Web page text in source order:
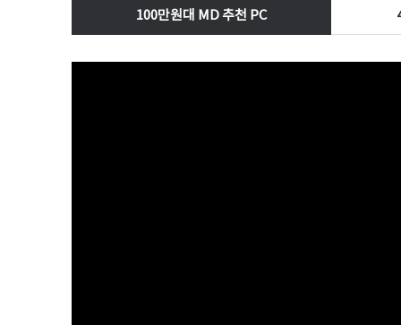
100만원대 MD 추천 PC